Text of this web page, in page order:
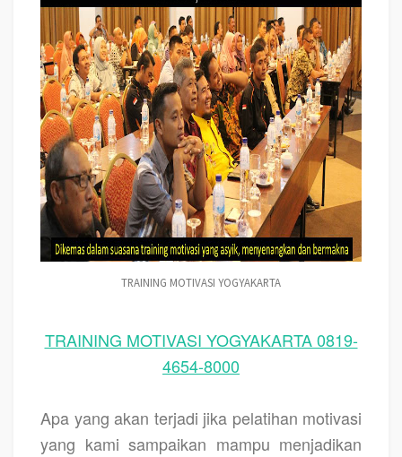
TRAINING MOTIVASI YOGYAKARTA
TRAINING MOTIVASI YOGYAKARTA 0819-
4654-8000
Apa yang akan terjadi jika pelatihan motivasi
yang kami sampaikan mampu menjadikan